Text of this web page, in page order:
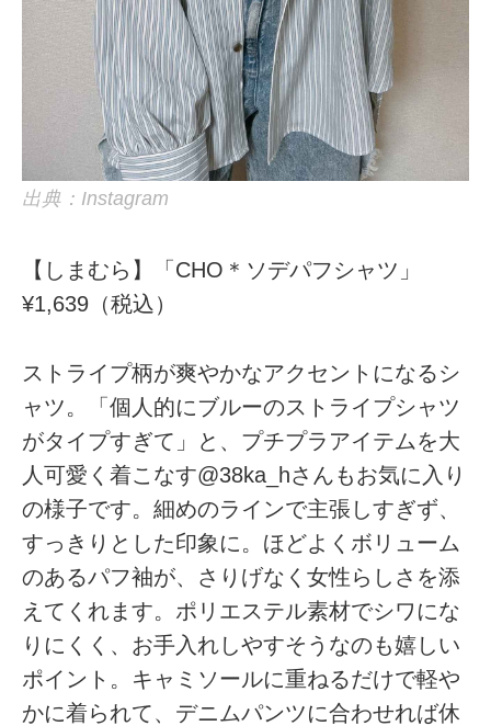
出典：Instagram
【しまむら】「CHO＊ソデパフシャツ」
¥1,639（税込）
ストライプ柄が爽やかなアクセントになるシ
ャツ。「個人的にブルーのストライプシャツ
がタイプすぎて」と、プチプラアイテムを大
人可愛く着こなす@38ka_hさんもお気に入り
の様子です。細めのラインで主張しすぎず、
すっきりとした印象に。ほどよくボリューム
のあるパフ袖が、さりげなく女性らしさを添
えてくれます。ポリエステル素材でシワにな
りにくく、お手入れしやすそうなのも嬉しい
ポイント。キャミソールに重ねるだけで軽や
かに着られて、デニムパンツに合わせれば休